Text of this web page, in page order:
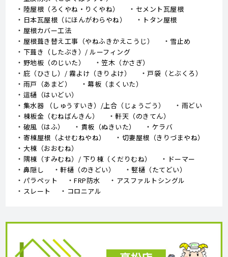
陸屋根（ろくやね・りくやね）
セメント瓦屋根
日本瓦屋根（にほんがわらやね）
トタン屋根
屋根カバー工法
屋根葺き替え工事（やねふきかえこうじ）
雪止め
下葺き（したぶき）/ ルーフィング
野地板（のじいた）
笠木（かさぎ）
庇（ひさし）/ 霧よけ（きりよけ）
戸袋（とぶくろ）
雨戸（あまど）
幕板（まくいた）
這樋（はいどい）
集水器 （しゅうすいき）/上合（じょうごう）
雨どい
棟板金（むねばんきん）
軒天（のきてん）
破風（はふ）
貫板（ぬきいた）
ケラバ
寄棟屋根（よせむねやね）
切妻屋根（きりづまやね）
大棟（おおむね）
隅棟（すみむね）/ 下り棟（くだりむね）
ドーマー
鼻隠し
軒樋（のきどい）
竪樋（たてどい）
パラペット
FRP防水
アスファルトシングル
スレート
コロニアル